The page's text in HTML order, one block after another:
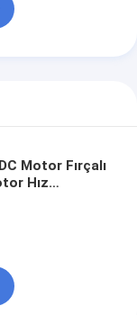
Motor Fırçalı
Hız